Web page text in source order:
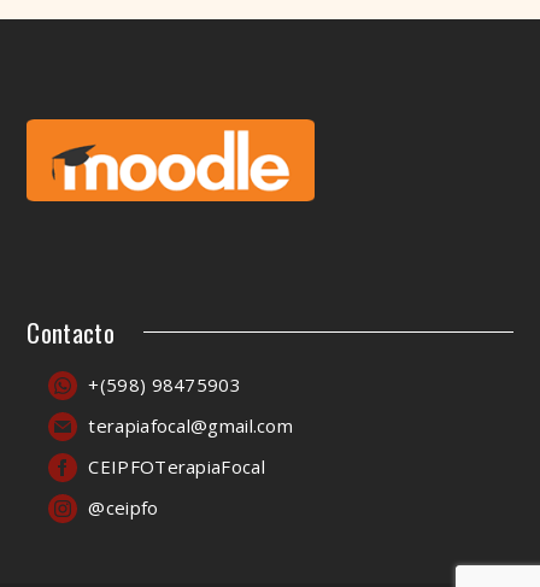
Contacto
+(598) 98475903
terapiafocal@gmail.com
CEIPFOTerapiaFocal
@ceipfo